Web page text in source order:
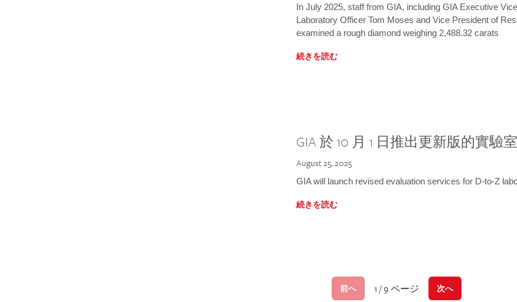
In July 2025, staff from GIA, including GIA Executive
Laboratory Officer Tom Moses and Vice President of
examined a rough diamond weighing 2,488.32 carats
続きを読む
GIA 於 10 月 1 日推出更新版的實驗
August 25, 2025
GIA will launch revised evaluation services for D-to-Z
続きを読む
前へ 1 / 9 ページ 次へ